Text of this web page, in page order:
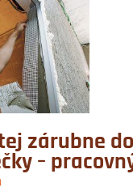
zárubne do
–